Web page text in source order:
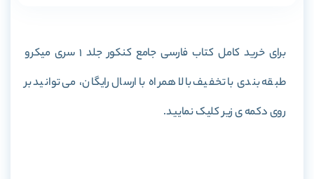
برای خرید کامل کتاب فارسی جامع کنکور جلد 1 سری میکرو
طبقه بندی با تخفیف بالا همراه با ارسال رایگان، می توانید بر
روی دکمه ی زیر کلیک نمایید.